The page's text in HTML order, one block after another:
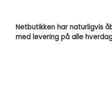
Netbutikken har naturligvis
med levering på alle